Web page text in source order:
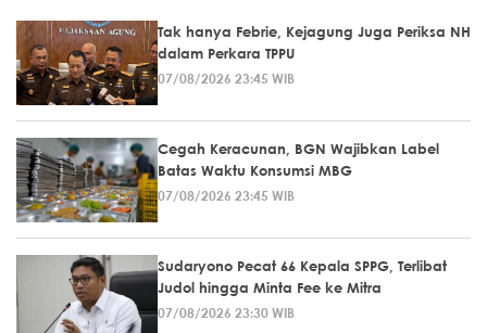
Tak hanya Febrie, Kejagung Juga Periksa NH
dalam Perkara TPPU
07/08/2026 23:45 WIB
Cegah Keracunan, BGN Wajibkan Label
Batas Waktu Konsumsi MBG
07/08/2026 23:45 WIB
Sudaryono Pecat 66 Kepala SPPG, Terlibat
Judol hingga Minta Fee ke Mitra
07/08/2026 23:30 WIB